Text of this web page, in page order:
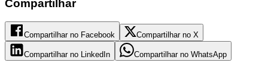
Compartilhar
Compartilhar no Facebook Compartilhar no X
Compartilhar no LinkedIn Compartilhar no WhatsApp